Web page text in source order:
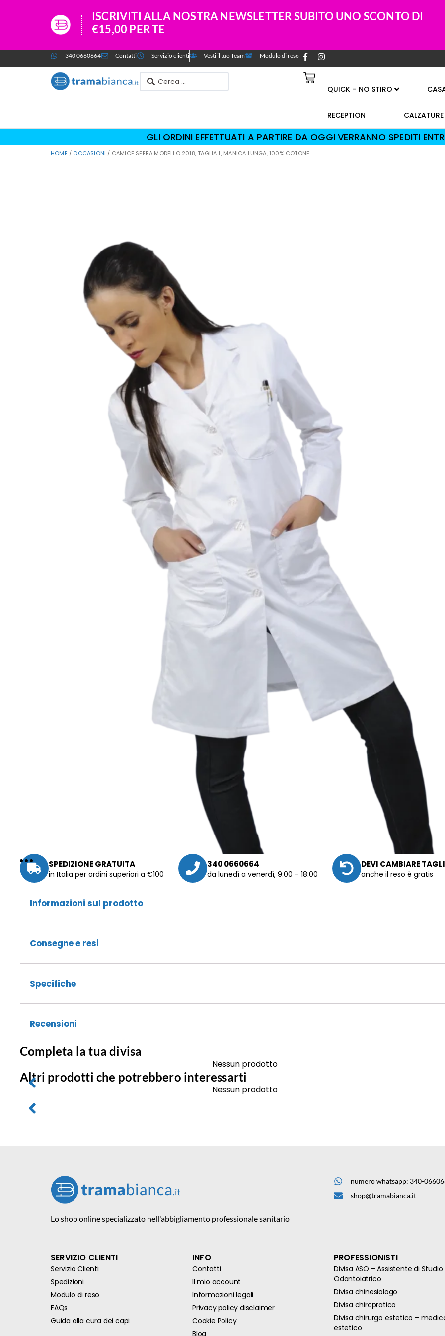
ISCRIVITI ALLA NOSTRA NEWSLETTER SUBITO UNO SCONTO DI
€15,00 PER TE
340 0660664 Contatti Servizio clienti Vesti il tuo Team Modulo di reso
QUICK – NO STIRO
RECEPTION CALZATURE
GLI ORDINI EFFETTUATI A PARTIRE DA OGGI VERRANNO SPEDITI
HOME / OCCASIONI / CAMICE SFERA MODELLO 2018, TAGLIA L, MANICA LUNGA, 100% COTONE
SPEDIZIONE GRATUITA
in Italia per ordini superiori a €100
340 0660664
da lunedì a venerdì, 9:00 – 18:00
DEVI CAMBIARE
anche il reso è gratis
Informazioni sul prodotto
Consegne e resi
Specifiche
Recensioni
Completa la tua divisa
Nessun prodotto
Altri prodotti che potrebbero interessarti
Nessun prodotto
Lo shop online specializzato nell'abbigliamento professionale sanitario
numero whatsapp: 340-
shop@tramabianca.it
SERVIZIO CLIENTI
Servizio Clienti
Spedizioni
Modulo di reso
FAQs
Guida alla cura dei capi
INFO
Contatti
Il mio account
Informazioni legali
Privacy policy disclaimer
Cookie Policy
Blog
PROFESSIONISTI
Divisa ASO – Assistente di Studio
Odontoiatrico
Divisa chinesiologo
Divisa chiropratico
Divisa chirurgo estetico –
estetico